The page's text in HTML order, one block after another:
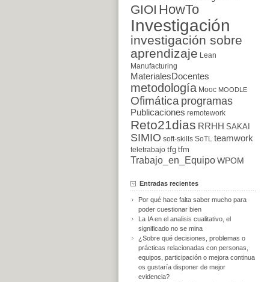
GIOI HowTo
Investigación
investigación sobre
aprendizaje Lean
Manufacturing
MaterialesDocentes
metodología Mooc MOODLE
Ofimáticaprogramas
Publicaciones remotework
Reto21dias RRHH SAKAI
SIMIO soft-skills SoTL teamwork
teletrabajo tfg tfm
Trabajo_en_EquipoWPOM
Entradas recientes
Por qué hace falta saber mucho para
poder cuestionar bien
La IA en el analisis cualitativo, el
significado no se mina
¿Sobre qué decisiones, problemas o
prácticas relacionadas con personas,
equipos, participación o mejora continua
os gustaría disponer de mejor
evidencia?